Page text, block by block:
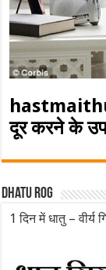
दूर करने के
Dhatu rog
1 दिन में धातु – वीर्य